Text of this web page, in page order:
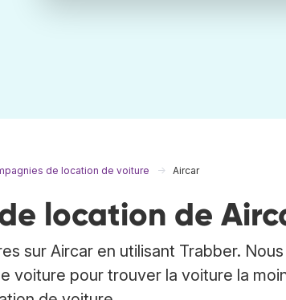
de location de voiture Aircar
location de
sur Aircar en utilisant Trabber.
voiture pour trouver la voiture la